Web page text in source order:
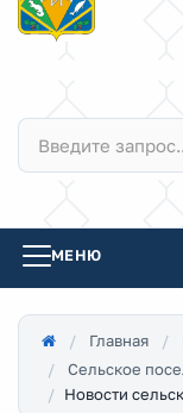
МЕНЮ
Главная
Сельское
Новости